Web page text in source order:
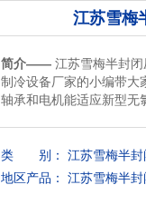
江苏雪梅
简介—— 江苏雪梅半封
制冷设备厂家的小编带大
轴承和电机能适应新型无
类 别：
江苏雪梅半
地区产品：
江苏雪梅半